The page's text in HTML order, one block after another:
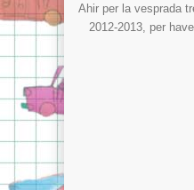
Ahir per la vesprada
2012-2013, per